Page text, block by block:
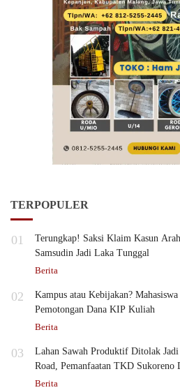
TERPOPULER
01
Terungkap! Saksi Klaim Kasun
Samsudin Jadi Laka Tunggal
Berita
02
Kampus atau Kebijakan?
Pemotongan Dana KIP Kuliah
Berita
03
Lahan Sawah Produktif Ditolak
Road, Pemanfaatan TKD Sukoreno
Berita